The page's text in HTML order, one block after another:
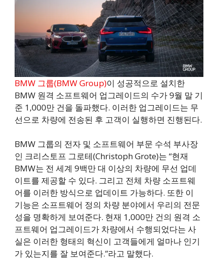
BMW 그룹(BMW Group)이 성공적으로 설치한
BMW 원격 소프트웨어 업그레이드의 수가 9월 말 기
준 1,000만 건을 돌파했다. 이러한 업그레이드는 무
선으로 차량에 전송된 후 고객이 실행하면 진행된다.
BMW 그룹의 전자 및 소프트웨어 부문 수석 부사장
인 크리스토프 그로테(Christoph Grote)는 “현재
BMW는 전 세계 9백만 대 이상의 차량에 무선 업데
이트를 제공할 수 있다. 그리고 전체 차량 소프트웨
어를 이러한 방식으로 업데이트 가능하다. 또한 이
기능은 소프트웨어 정의 차량 분야에서 우리의 전문
성을 명확하게 보여준다. 현재 1,000만 건의 원격 소
프트웨어 업그레이드가 차량에서 수행되었다는 사
실은 이러한 형태의 혁신이 고객들에게 얼마나 인기
가 있는지를 잘 보여준다.”라고 말했다.